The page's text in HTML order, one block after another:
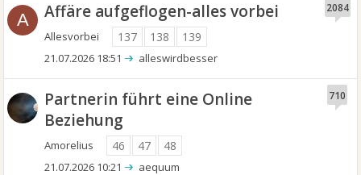
A Affäre aufgeflogen-alles vorbei
Allesvorbei 137 138 139
2084
21.07.2026 18:51 alleswirdbesser
Partnerin führt eine Online
Beziehung
Amorelius 46 47 48
710
21.07.2026 10:21 aequum